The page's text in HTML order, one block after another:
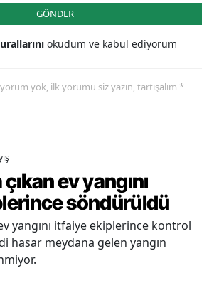
GÖNDER
okudum ve kabul ediyorum
yok, ilk yorumu siz yazın, tartışalım *
ev yangını
söndürüldü
yangını itfaiye ekiplerince kontrol
hasar meydana gelen yangın